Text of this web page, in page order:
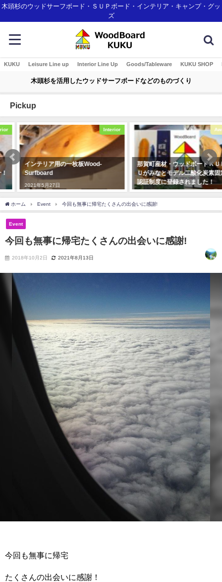
木頭杉のウッドサーフボード・ＳＵＰボード・インテリア・キャンプ・グッ
ズ
KUKU Leisure Line up Interior Line Up Goods/Tableware KUKU SHOP
木頭杉を活用したウッドサーフボードなどのものづくり
Pickup
Interior
インテリア用の一枚板Wood-
Surfboard
2021年5月27日
Awards
那賀町産材・ウッドボードＫＵＫ
Ｕがみなとモデル二酸化炭素固定
認証制度に登録されました！
ホーム Event 今回も無事に帰宅たくさんの出会いに感謝!
Event
今回も無事に帰宅たくさんの出会いに感謝!
2018年10月2日 2021年8月13日
今回も無事に帰宅
たくさんの出会いに感謝！